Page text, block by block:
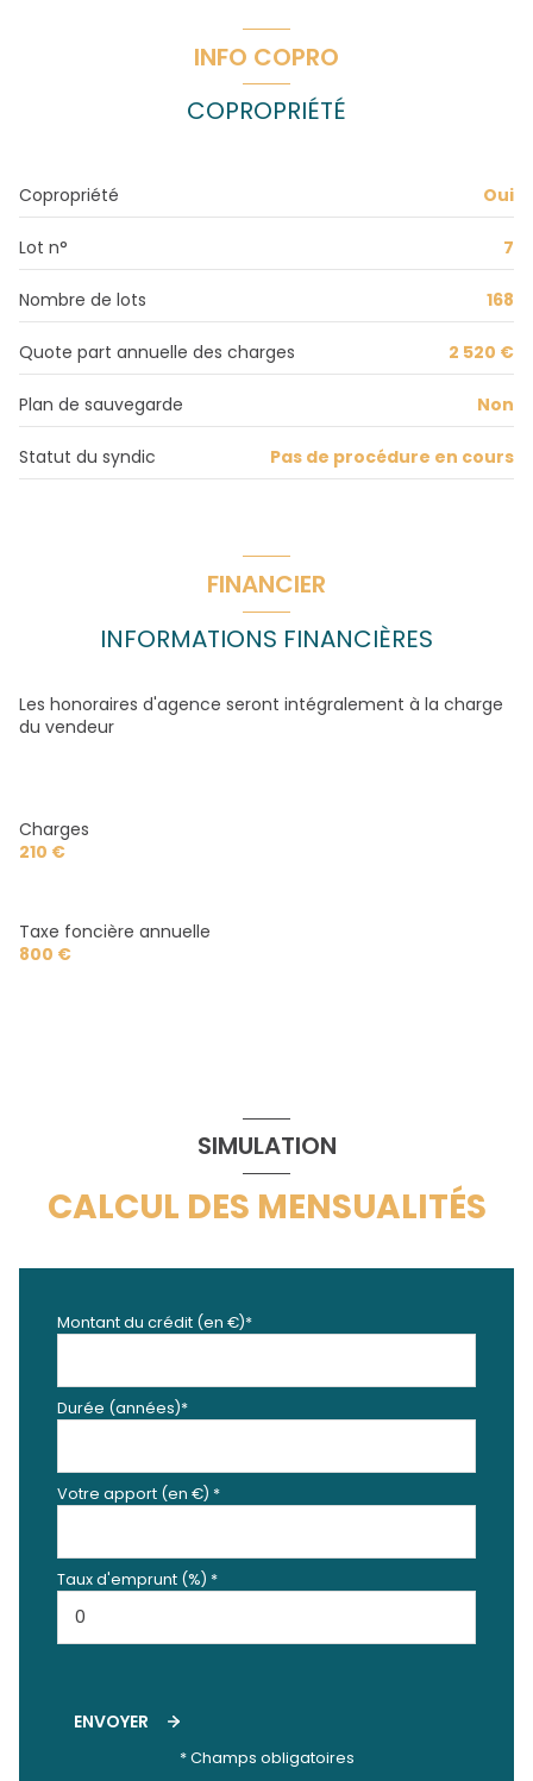
vue Dégagée
cave
balcon
chambre
10.86 m²
chambre
13.95 m²
WC
0.83 m²
balcon
INFO COPRO
COPROPRIÉTÉ
Copropriété Oui
Lot n° 7
Nombre de lots 168
Quote part annuelle des charges 2 520 €
Plan de sauvegarde Non
Statut du syndic Pas de procédure en cours
FINANCIER
INFORMATIONS FINANCIÈRES
Les honoraires d'agence seront intégralement à la charge
du vendeur
Charges
210 €
Taxe foncière annuelle
800 €
SIMULATION
CALCUL DES MENSUALITÉS
Montant du crédit (en €)*
Durée (années)*
Votre apport (en €) *
Taux d'emprunt (%) *
ENVOYER
* Champs obligatoires